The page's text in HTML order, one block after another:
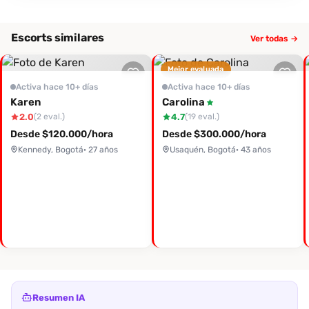
Escorts similares Ver todas →
Activa hace 10+ días
Karen
2.0(2 eval.)
Desde $120.000/hora
Kennedy, Bogotá· 27 años
Mejor evaluada
Activa hace 10+ días
Carolina
4.7(19 eval.)
Desde $300.000/hora
Usaquén, Bogotá· 43 años
Resumen IA